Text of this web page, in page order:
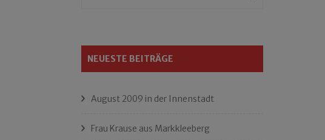
NEUESTE BEITRÄGE
August 2009 in der Innenstadt
Frau Krause aus Markkleeberg